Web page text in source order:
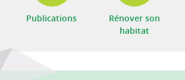
Publications
Rénover son
habitat